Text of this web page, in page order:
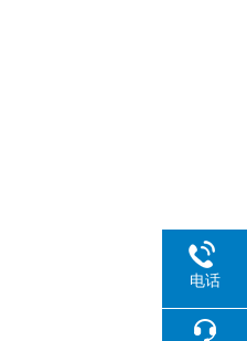
电话